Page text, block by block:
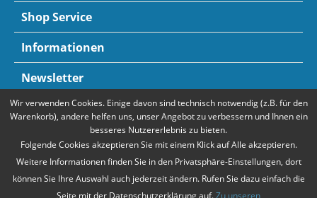
Shop Service
Informationen
Newsletter
Zahlungsarten Mehr Informationen
Wir verwenden Cookies. Einige davon sind technisch notwendig (z.B. für den
Warenkorb), andere helfen uns, unser Angebot zu verbessern und Ihnen ein
besseres Nutzererlebnis zu bieten.
Folgende Cookies akzeptieren Sie mit einem Klick auf Alle akzeptieren.
Weitere Informationen finden Sie in den Privatsphäre-Einstellungen, dort
können Sie Ihre Auswahl auch jederzeit ändern. Rufen Sie dazu einfach die
Seite mit der Datenschutzerklärung auf. Zu unseren